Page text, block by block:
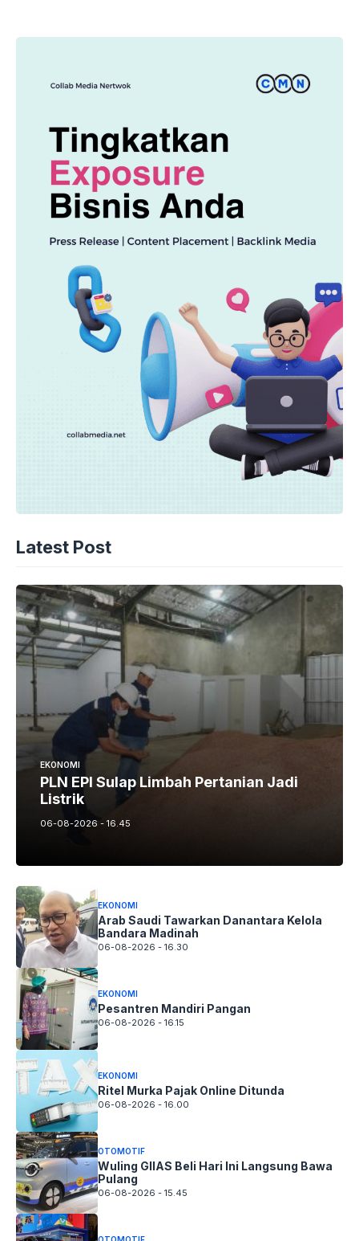
Latest Post
EKONOMI
PLN EPI Sulap Limbah Pertanian Jadi
Listrik
06-08-2026 - 16.45
EKONOMI
Arab Saudi Tawarkan Danantara Kelola
Bandara Madinah
06-08-2026 - 16.30
EKONOMI
Pesantren Mandiri Pangan
06-08-2026 - 16.15
EKONOMI
Ritel Murka Pajak Online Ditunda
06-08-2026 - 16.00
OTOMOTIF
Wuling GIIAS Beli Hari Ini Langsung Bawa
Pulang
06-08-2026 - 15.45